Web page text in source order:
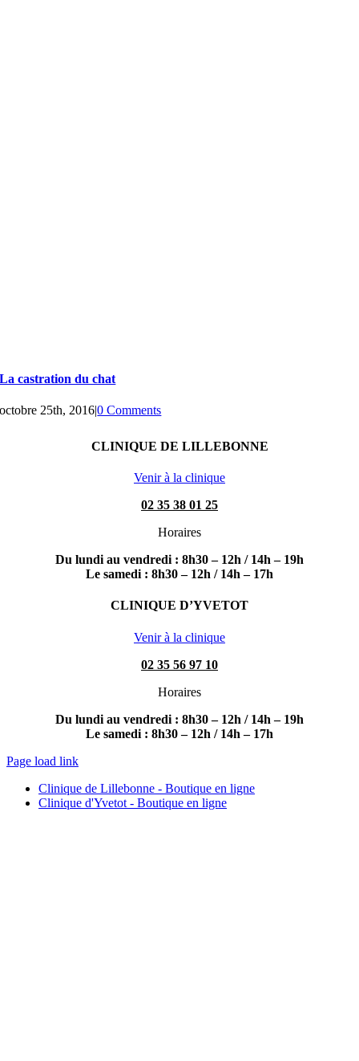
La castration du chat
octobre 25th, 2016|0 Comments
CLINIQUE DE LILLEBONNE
Venir à la clinique
02 35 38 01 25
Horaires
Du lundi au vendredi : 8h30 – 12h / 14h – 19h
Le samedi : 8h30 – 12h / 14h – 17h
CLINIQUE D’YVETOT
Venir à la clinique
02 35 56 97 10
Horaires
Du lundi au vendredi : 8h30 – 12h / 14h – 19h
Le samedi : 8h30 – 12h / 14h – 17h
Page load link
Clinique de Lillebonne - Boutique en ligne
Clinique d'Yvetot - Boutique en ligne